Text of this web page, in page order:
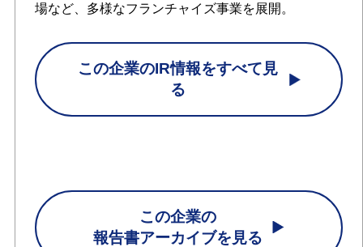
場など、多様なフランチャイズ事業を展開。
この企業のIR情報をすべて見
る
この企業の
報告書アーカイブを見る